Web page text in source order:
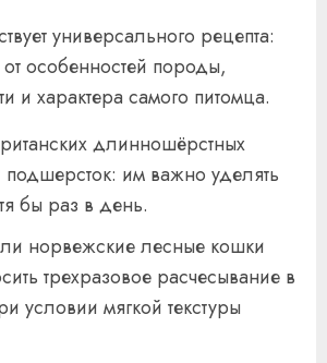
универсального рецепта:
особенностей породы,
и характера самого питомца.
длинношёрстных
подшерсток: им важно уделять
бы раз в день.
норвежские лесные кошки
трехразовое расчесывание в
условии мягкой текстуры